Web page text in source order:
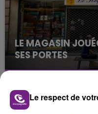
LE MAGASIN
SES PORTES
C'était l'une des
rémois. Le magasin
fermer ses portes.
TITRESLe respect de